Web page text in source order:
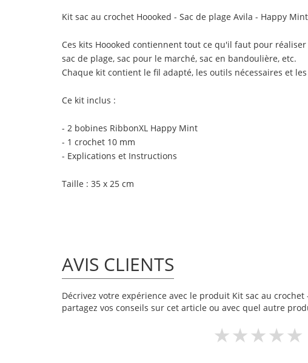
Kit sac au crochet Hoooked - Sac de plage Avila - Happy Mint
Ces kits Hoooked contiennent tout ce qu'il faut pour
sac de plage, sac pour le marché, sac en bandoulière, etc.
Chaque kit contient le fil adapté, les outils nécessaires et
Ce kit inclus :
- 2 bobines RibbonXL Happy Mint
- 1 crochet 10 mm
- Explications et Instructions
Taille : 35 x 25 cm
AVIS CLIENTS
Décrivez votre expérience avec le produit Kit sac au
partagez vos conseils sur cet article ou avec quel autre